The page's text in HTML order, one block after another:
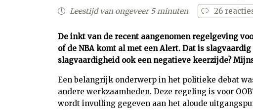
Leestijd van ongeveer 5 minuten 26
De inkt van de recent aangenomen regelgeving
of de NBA komt al met een Alert. Dat is
slagvaardigheid ook een negatieve keerzijde?
Een belangrijk onderwerp in het politieke debat
andere werkzaamheden. Deze regeling is voor
wordt invulling gegeven aan het aloude